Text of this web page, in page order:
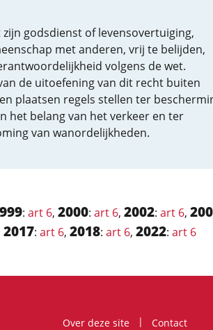
godsdienst of levensovertuiging,
met anderen, vrij te belijden,
volgens de wet.
de uitoefening van dit recht buiten
plaatsen regels stellen ter
het belang van het verkeer en ter
van wanordelijkheden.
: art 6, 2000: art 6, 2002: art 6,
2017: art 6, 2018: art 6, 2022: art 6
Over deze site
Contact